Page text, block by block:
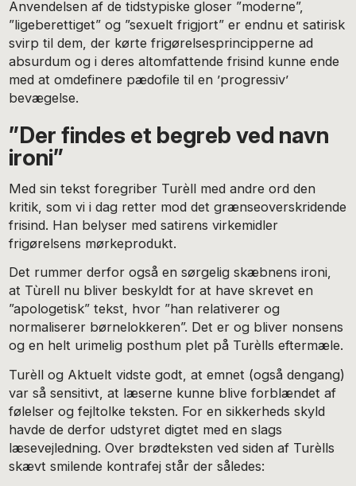
Anvendelsen af de tidstypiske gloser ”moderne”,
”ligeberettiget” og ”sexuelt frigjort” er endnu et satirisk
svirp til dem, der kørte frigørelsesprincipperne ad
absurdum og i deres altomfattende frisind kunne ende
med at omdefinere pædofile til en ’progressiv’
bevægelse.
”Der findes et begreb ved navn
ironi”
Med sin tekst foregriber Turèll med andre ord den
kritik, som vi i dag retter mod det grænseoverskridende
frisind. Han belyser med satirens virkemidler
frigørelsens mørkeprodukt.
Det rummer derfor også en sørgelig skæbnens ironi,
at Tùrell nu bliver beskyldt for at have skrevet en
”apologetisk” tekst, hvor ”han relativerer og
normaliserer børnelokkeren”. Det er og bliver nonsens
og en helt urimelig posthum plet på Turèlls eftermæle.
Turèll og Aktuelt vidste godt, at emnet (også dengang)
var så sensitivt, at læserne kunne blive forblændet af
følelser og fejltolke teksten. For en sikkerheds skyld
havde de derfor udstyret digtet med en slags
læsevejledning. Over brødteksten ved siden af Turèlls
skævt smilende kontrafej står der således: